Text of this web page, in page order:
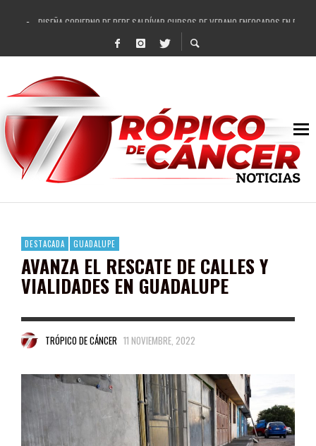
DISEÑA GOBIERNO DE PEPE SALDÍVAR CURSOS DE VERANO ENFOCADOS EN
REFRENDAN LOS 28 DELEGADOS Y 14 COMISARIADOS DE GUADALUPE APOYO A
FORTALECE GOBIERNO DE PEPE SALDÍVAR LA EDUCACIÓN EN LA ZACATECANA
GOBIERNO DE PEPE SALDÍVAR Y GRUPO FEMSA GENERAN MÁS DE 3 MIL EMPLEOS
CUARTA FERIA EXPO AGROPECUARIA TRAJO BENEFICIO DIRECTO A GUADALUPE:
RECONOCE PEPE SALDÍVAR A ARTISTA ZACATECANA VICTORIA HERNÁNDEZ
EGRESA GOBIERNO DE PEPE SALDÍVAR A 500 NUEVAS EMPRESARIAS
SON MUJERES GUADALUPENSES PRINCIPALES BENEFICIADAS DEL PROGRAMA
DESTACADA GUADALUPE
AVANZA EL RESCATE DE CALLES Y
VIALIDADES EN GUADALUPE
TRÓPICO DE CÁNCER 11 NOVIEMBRE, 2022